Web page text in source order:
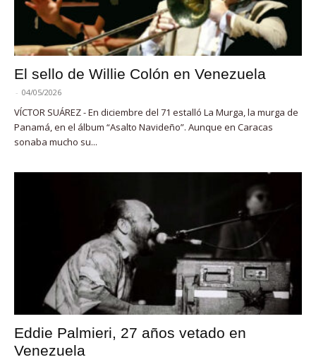
El sello de Willie Colón en Venezuela
- 04/05/2026
VÍCTOR SUÁREZ - En diciembre del 71 estalló La Murga, la murga de
Panamá, en el álbum “Asalto Navideño”. Aunque en Caracas
sonaba mucho su...
Eddie Palmieri, 27 años vetado en
Venezuela